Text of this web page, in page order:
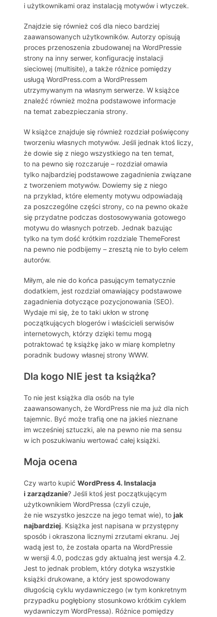
i użytkownikami oraz instalacją motywów i wtyczek.
Znajdzie się również coś dla nieco bardziej
zaawansowanych użytkowników. Autorzy opisują
proces przenoszenia zbudowanej na WordPressie
strony na inny serwer, konfigurację instalacji
sieciowej (multisite), a także różnice pomiędzy
usługą WordPress.com a WordPressem
utrzymywanym na własnym serwerze. W książce
znaleźć również można podstawowe informacje
na temat zabezpieczania strony.
W książce znajduje się również rozdział poświęcony
tworzeniu własnych motywów. Jeśli jednak ktoś liczy,
że dowie się z niego wszystkiego na ten temat,
to na pewno się rozczaruje – rozdział omawia
tylko najbardziej podstawowe zagadnienia związane
z tworzeniem motywów. Dowiemy się z niego
na przykład, które elementy motywu odpowiadają
za poszczególne części strony, co na pewno okaże
się przydatne podczas dostosowywania gotowego
motywu do własnych potrzeb. Jednak bazując
tylko na tym dość krótkim rozdziale ThemeForest
na pewno nie podbijemy – zresztą nie to było celem
autorów.
Miłym, ale nie do końca pasującym tematycznie
dodatkiem, jest rozdział omawiający podstawowe
zagadnienia dotyczące pozycjonowania (SEO).
Wydaje mi się, że to taki ukłon w stronę
początkujących blogerów i właścicieli serwisów
internetowych, którzy dzięki temu mogą
potraktować tę książkę jako w miarę kompletny
poradnik budowy własnej strony WWW.
Dla kogo NIE jest ta książka?
To nie jest książka dla osób na tyle
zaawansowanych, że WordPress nie ma już dla nich
tajemnic. Być może trafią one na jakieś nieznane
im wcześniej sztuczki, ale na pewno nie ma sensu
w ich poszukiwaniu wertować całej książki.
Moja ocena
Czy warto kupić WordPress 4. Instalacja
i zarządzanie? Jeśli ktoś jest początkującym
użytkownikiem WordPressa (czyli czuje,
że nie wszystko jeszcze na jego temat wie), to jak
najbardziej. Książka jest napisana w przystępny
sposób i okraszona licznymi zrzutami ekranu. Jej
wadą jest to, że została oparta na WordPressie
w wersji 4.0, podczas gdy aktualną jest wersja 4.2.
Jest to jednak problem, który dotyka wszystkie
książki drukowane, a który jest spowodowany
długością cyklu wydawniczego (w tym konkretnym
przypadku pogłębiony stosunkowo krótkim cyklem
wydawniczym WordPressa). Różnice pomiędzy